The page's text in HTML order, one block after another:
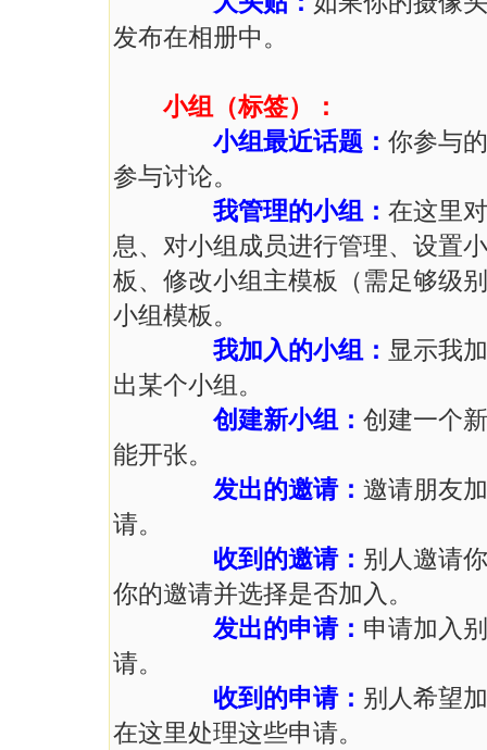
发布在相册中。
小组（标签）：
小组最近话题： 你参与
参与讨论。
我管理的小组： 在这里
息、对小组成员进行管理、设置
板、修改小组主模板（需足够级
小组模板。
我加入的小组： 显示我
出某个小组。
创建新小组： 创建一个
能开张。
发出的邀请： 邀请朋友
请。
收到的邀请： 别人邀请
你的邀请并选择是否加入。
发出的申请： 申请加入
请。
收到的申请： 别人希望
在这里处理这些申请。